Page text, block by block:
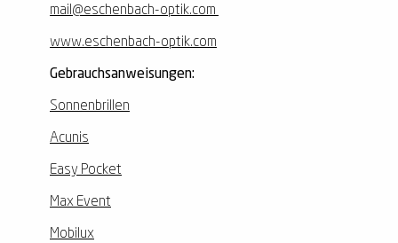
mail@eschenbach-optik.com
www.eschenbach-optik.com
Gebrauchsanweisungen:
Sonnenbrillen
Acunis
Easy Pocket
Max Event
Mobilux